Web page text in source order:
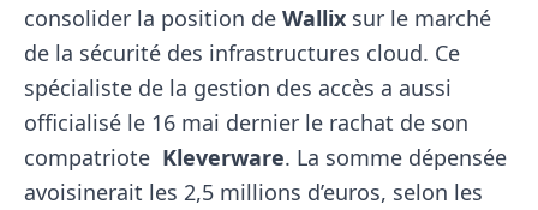
consolider la position de Wallix sur le marché
de la sécurité des infrastructures cloud. Ce
spécialiste de la gestion des accès a aussi
officialisé le 16 mai dernier le rachat de son
compatriote Kleverware. La somme dépensée
avoisinerait les 2,5 millions d’euros, selon les